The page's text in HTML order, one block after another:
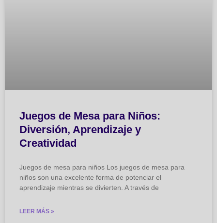
Juegos de Mesa para Niños:
Diversión, Aprendizaje y
Creatividad
Juegos de mesa para niños Los juegos de mesa para
niños son una excelente forma de potenciar el
aprendizaje mientras se divierten. A través de
LEER MÁS »